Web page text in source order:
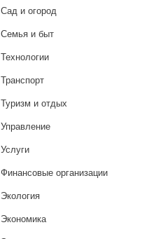
Сад и огород
Семья и быт
Технологии
Транспорт
Туризм и отдых
Управление
Услуги
Финансовые организации
Экология
Экономика